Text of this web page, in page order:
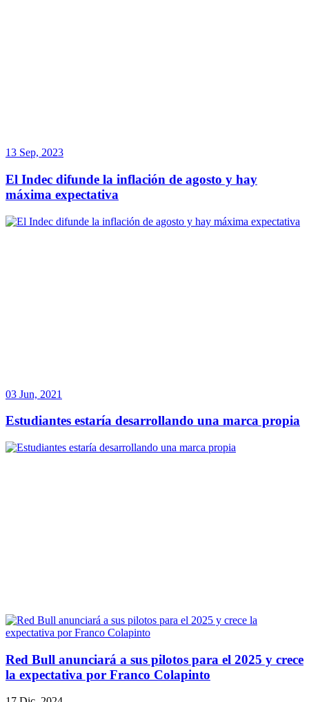
13 Sep, 2023
El Indec difunde la inflación de agosto y hay
máxima expectativa
03 Jun, 2021
Estudiantes estaría desarrollando una marca propia
Red Bull anunciará a sus pilotos para el 2025 y crece
la expectativa por Franco Colapinto